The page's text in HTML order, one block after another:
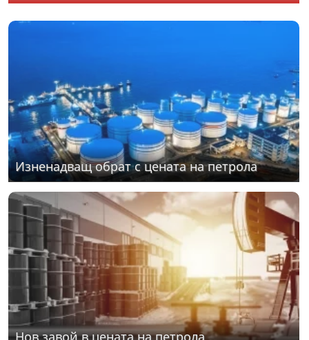
Изненадващ обрат с цената на петрола
Нов завой в цената на петрола